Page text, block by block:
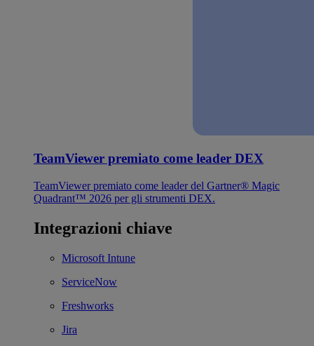
TeamViewer premiato come leader DEX
TeamViewer premiato come leader del Gartner® Magic
Quadrant™ 2026 per gli strumenti DEX.
Integrazioni chiave
Microsoft Intune
ServiceNow
Freshworks
Jira